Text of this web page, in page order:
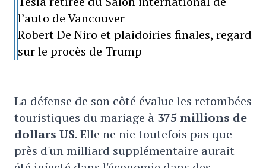
l’auto de Vancouver
Robert De Niro et plaidoiries finales, regard
sur le procès de Trump
La défense de son côté évalue les retombées
touristiques du mariage à 375 millions de
dollars US. Elle ne nie toutefois pas que
près d'un milliard supplémentaire aurait